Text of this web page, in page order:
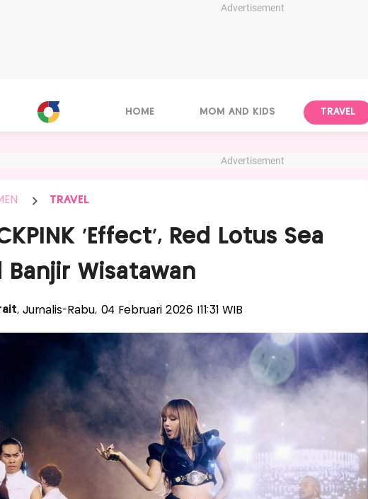
Advertisement
HOME MOM AND KIDS TRAVEL
Advertisement
TRAVEL
'Effect', Red Lotus Sea
Banjir Wisatawan
, Jurnalis-Rabu, 04 Februari 2026 |11:31 WIB